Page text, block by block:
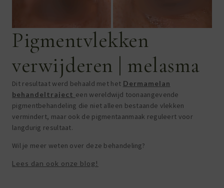
Pigmentvlekken
verwijderen | melasma
Dit resultaat werd behaald met het Dermamelan
behandeltraject een wereldwijd toonaangevende
pigmentbehandeling die niet alleen bestaande vlekken
vermindert, maar ook de pigmentaanmaak reguleert voor
langdurig resultaat.
Wil je meer weten over deze behandeling?
Lees dan ook onze blog!